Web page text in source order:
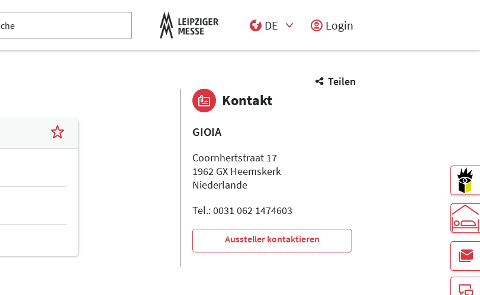
DE
Login
Teilen
Kontakt
GIOIA
Coornhertstraat 17
1962 GX Heemskerk
Niederlande
Tel.: 0031 062 1474603
Aussteller kontaktieren